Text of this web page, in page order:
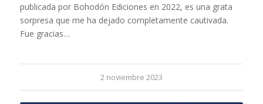
publicada por Bohodón Ediciones en 2022, es una grata
sorpresa que me ha dejado completamente cautivada.
Fue gracias…
2 noviembre 2023